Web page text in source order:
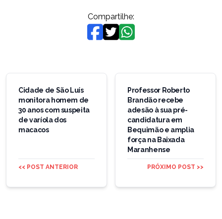
Compartilhe:
Navegação
Post
Cidade de São Luís
monitora homem de
30 anos com suspeita
de varíola dos
macacos
<< POST ANTERIOR
Professor Roberto
Brandão recebe
adesão à sua pré-
candidatura em
Bequimão e amplia
força na Baixada
Maranhense
PRÓXIMO POST >>